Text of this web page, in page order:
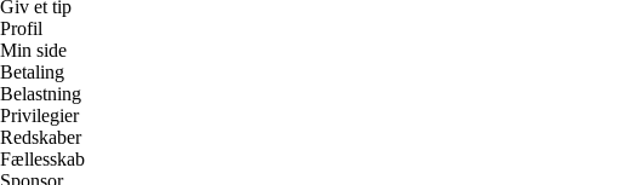
Giv et tip
Profil
Min side
Betaling
Belastning
Privilegier
Redskaber
Fællesskab
Sponsor